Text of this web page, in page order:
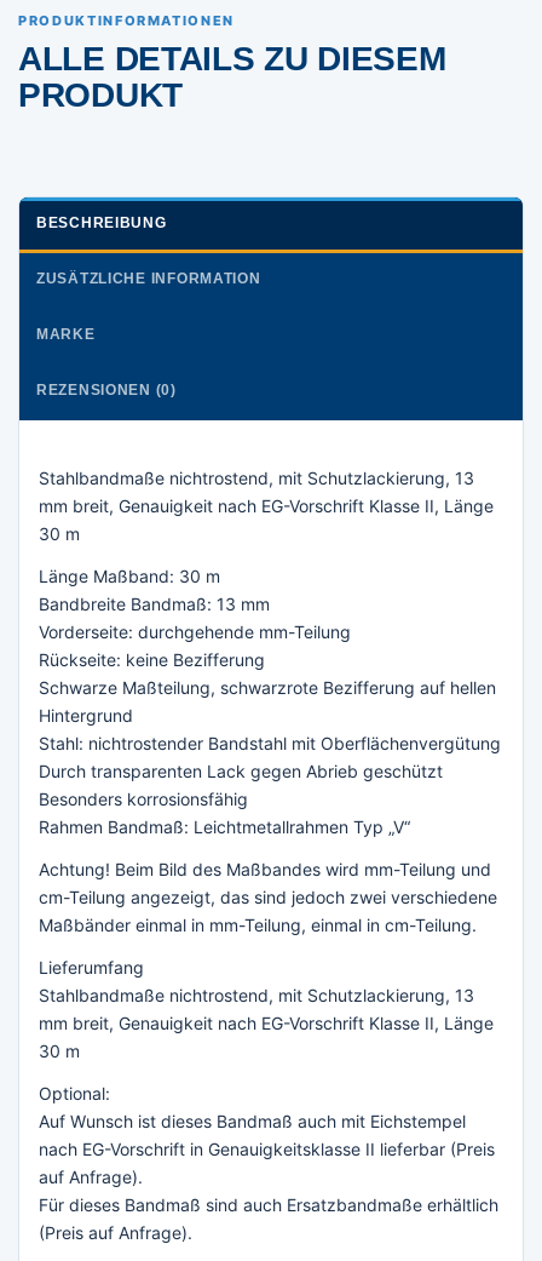
PRODUKTINFORMATIONEN
ALLE DETAILS ZU DIESEM
PRODUKT
BESCHREIBUNG
ZUSÄTZLICHE INFORMATION
MARKE
REZENSIONEN (0)
Stahlbandmaße nichtrostend, mit Schutzlackierung, 13
mm breit, Genauigkeit nach EG-Vorschrift Klasse II, Länge
30 m
Länge Maßband: 30 m
Bandbreite Bandmaß: 13 mm
Vorderseite: durchgehende mm-Teilung
Rückseite: keine Bezifferung
Schwarze Maßteilung, schwarzrote Bezifferung auf hellen
Hintergrund
Stahl: nichtrostender Bandstahl mit Oberflächenvergütung
Durch transparenten Lack gegen Abrieb geschützt
Besonders korrosionsfähig
Rahmen Bandmaß: Leichtmetallrahmen Typ „V“
Achtung! Beim Bild des Maßbandes wird mm-Teilung und
cm-Teilung angezeigt, das sind jedoch zwei verschiedene
Maßbänder einmal in mm-Teilung, einmal in cm-Teilung.
Lieferumfang
Stahlbandmaße nichtrostend, mit Schutzlackierung, 13
mm breit, Genauigkeit nach EG-Vorschrift Klasse II, Länge
30 m
Optional:
Auf Wunsch ist dieses Bandmaß auch mit Eichstempel
nach EG-Vorschrift in Genauigkeitsklasse II lieferbar (Preis
auf Anfrage).
Für dieses Bandmaß sind auch Ersatzbandmaße erhältlich
(Preis auf Anfrage).